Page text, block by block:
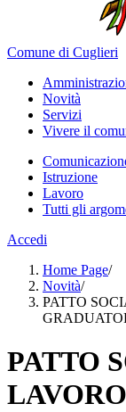
Comune di Cuglieri
Novità
Servizi
Vivere il
Istruzione
Lavoro
Tutti gli
Accedi
Home Page/
Novità/
PATTO
PATTO